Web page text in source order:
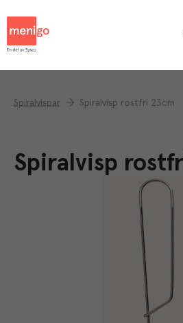
Spiralvispar Spiralvisp rostfri 23cm
Spiralvisp